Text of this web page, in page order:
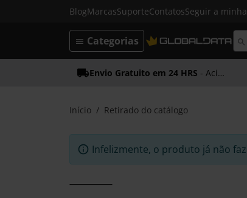
BlogMarcasSuporteContatosSeguir a
Categorias
Envio Gratuito em 24 HRS - Acima dos 50€
Início Retirado do catálogo
Infelizmente, o produto já não